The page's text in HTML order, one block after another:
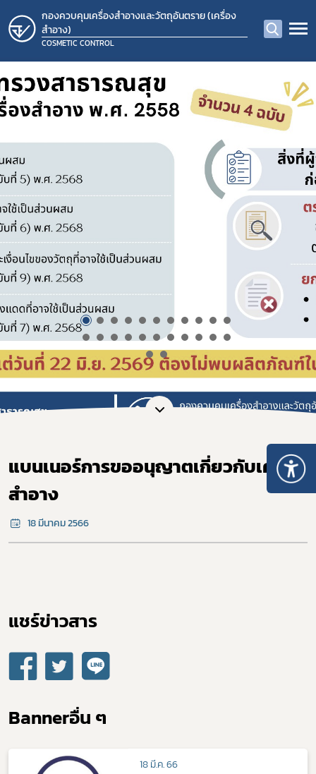
กองควบคุมเครื่องสำอางและวัตถุอันตราย (เครื่อง
สำอาง)
COSMETIC CONTROL
แบนเนอร์การขออนุญาตเกี่ยวกับเครื่อง
สำอาง
18 มีนาคม 2566
แชร์ข่าวสาร​
Bannerอื่น ๆ
18 มี.ค. 66